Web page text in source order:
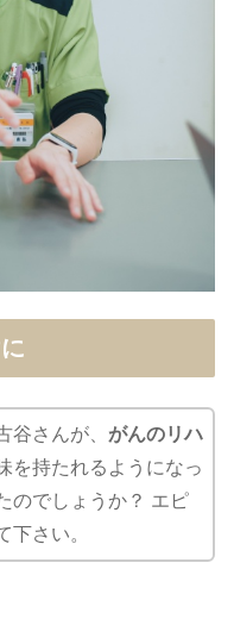
谷さんが、 がんのリハ
を持たれるようになっ
のでしょうか？ エピ
下さい。